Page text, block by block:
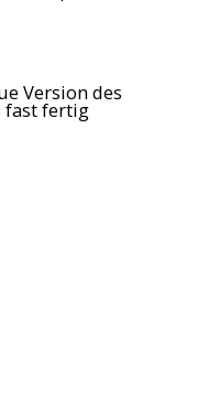
Version des
fast fertig